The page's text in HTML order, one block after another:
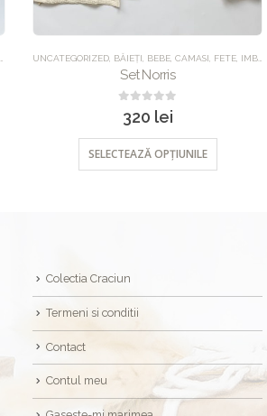
UNCATEGORIZED BĂIEȚI BEBE CAMASI FETE IMBRACAMINTE
Set Norris
out of 5
320 lei
SELECTEAZĂ OPȚIUNILE
Colectia Craciun
Termeni si conditii
Contact
Contul meu